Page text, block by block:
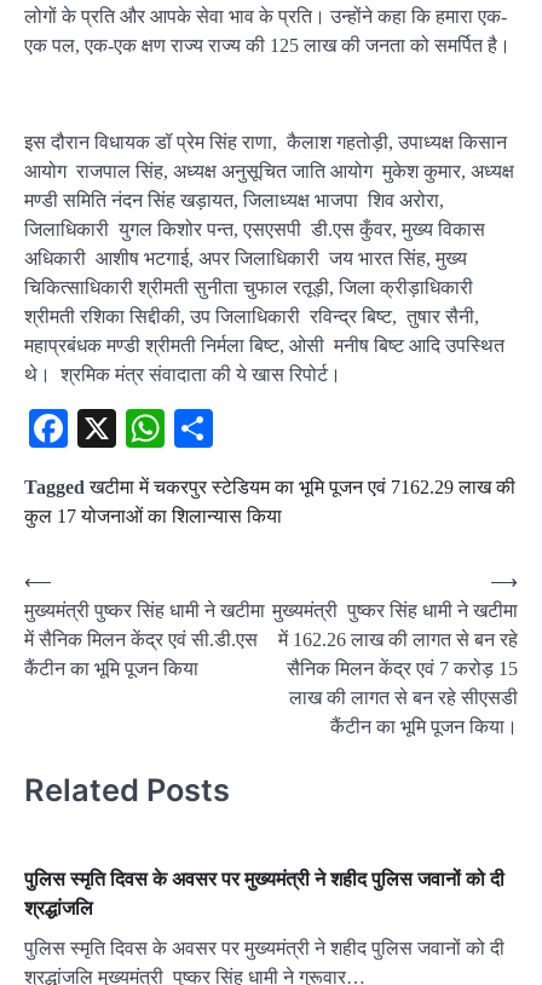
लोगों के प्रति और आपके सेवा भाव के प्रति। उन्होंने कहा कि हमारा एक-
एक पल, एक-एक क्षण राज्य राज्य की 125 लाख की जनता को समर्पित है।
इस दौरान विधायक डॉ प्रेम सिंह राणा, कैलाश गहतोड़ी, उपाध्यक्ष किसान
आयोग राजपाल सिंह, अध्यक्ष अनुसूचित जाति आयोग मुकेश कुमार, अध्यक्ष
मण्डी समिति नंदन सिंह खड़ायत, जिलाध्यक्ष भाजपा शिव अरोरा,
जिलाधिकारी युगल किशोर पन्त, एसएसपी डी.एस कुँवर, मुख्य विकास
अधिकारी आशीष भटगाई, अपर जिलाधिकारी जय भारत सिंह, मुख्य
चिकित्साधिकारी श्रीमती सुनीता चुफाल रतूड़ी, जिला क्रीड़ाधिकारी
श्रीमती रशिका सिद्दीकी, उप जिलाधिकारी रविन्द्र बिष्ट, तुषार सैनी,
महाप्रबंधक मण्डी श्रीमती निर्मला बिष्ट, ओसी मनीष बिष्ट आदि उपस्थित
थे। श्रमिक मंत्र संवादाता की ये खास रिपोर्ट।
Facebook
X WhatsApp
Taggedखटीमा में चकरपुर स्टेडियम का भूमि पूजन एवं 7162.29 लाख की
कुल 17 योजनाओं का शिलान्यास किया
Post
navigation
⟵
मुख्यमंत्री पुष्कर सिंह धामी ने खटीमा
में सैनिक मिलन केंद्र एवं सी.डी.एस
कैंटीन का भूमि पूजन किया
मुख्यमंत्री पुष्कर सिंह धामी ने खटीमा
में 162.26 लाख की लागत से बन रहे
सैनिक मिलन केंद्र एवं 7 करोड़ 15
लाख की लागत से बन रहे सीएसडी
कैंटीन का भूमि पूजन किया।
⟶
Related Posts
पुलिस स्मृति दिवस के अवसर पर मुख्यमंत्री ने शहीद पुलिस जवानों को दी
श्रद्धांजलि
पुलिस स्मृति दिवस के अवसर पर मुख्यमंत्री ने शहीद पुलिस जवानों को दी
श्रद्धांजलि मुख्यमंत्री पुष्कर सिंह धामी ने गुरूवार…